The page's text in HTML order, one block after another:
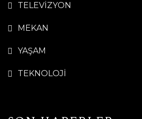
TELEVİZYON
MEKAN
YAŞAM
TEKNOLOJİ